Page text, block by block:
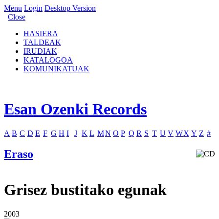
Menu Login Desktop Version
Close
HASIERA
TALDEAK
IRUDIAK
KATALOGOA
KOMUNIKATUAK
Esan Ozenki Records
A B C D E F G H I J K L MN O P Q R S T U V WX Y Z #
Eraso
Grisez bustitako egunak
2003